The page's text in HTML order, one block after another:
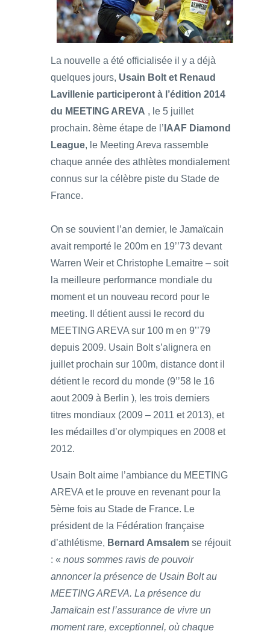
La nouvelle a été officialisée il y a déjà
quelques jours, Usain Bolt et Renaud
Lavillenie participeront à l’édition 2014
du MEETING AREVA , le 5 juillet
prochain. 8ème étape de l’ IAAF Diamond
League, le Meeting Areva rassemble
chaque année des athlètes mondialement
connus sur la célèbre piste du Stade de
France.
On se souvient l’an dernier, le Jamaïcain
avait remporté le 200m en 19’’73 devant
Warren Weir et Christophe Lemaitre – soit
la meilleure performance mondiale du
moment et un nouveau record pour le
meeting. Il détient aussi le record du
MEETING AREVA sur 100 m en 9’’79
depuis 2009. Usain Bolt s’alignera en
juillet prochain sur 100m, distance dont il
détient le record du monde (9’’58 le 16
aout 2009 à Berlin ), les trois derniers
titres mondiaux (2009 – 2011 et 2013), et
les médailles d’or olympiques en 2008 et
2012.
Usain Bolt aime l’ambiance du MEETING
AREVA et le prouve en revenant pour la
5ème fois au Stade de France. Le
président de la Fédération française
d’athlétisme, Bernard Amsalem se réjouit
: « nous sommes ravis de pouvoir
annoncer la présence de Usain Bolt au
MEETING AREVA. La présence du
Jamaïcain est l’assurance de vivre un
moment rare, exceptionnel, où chaque